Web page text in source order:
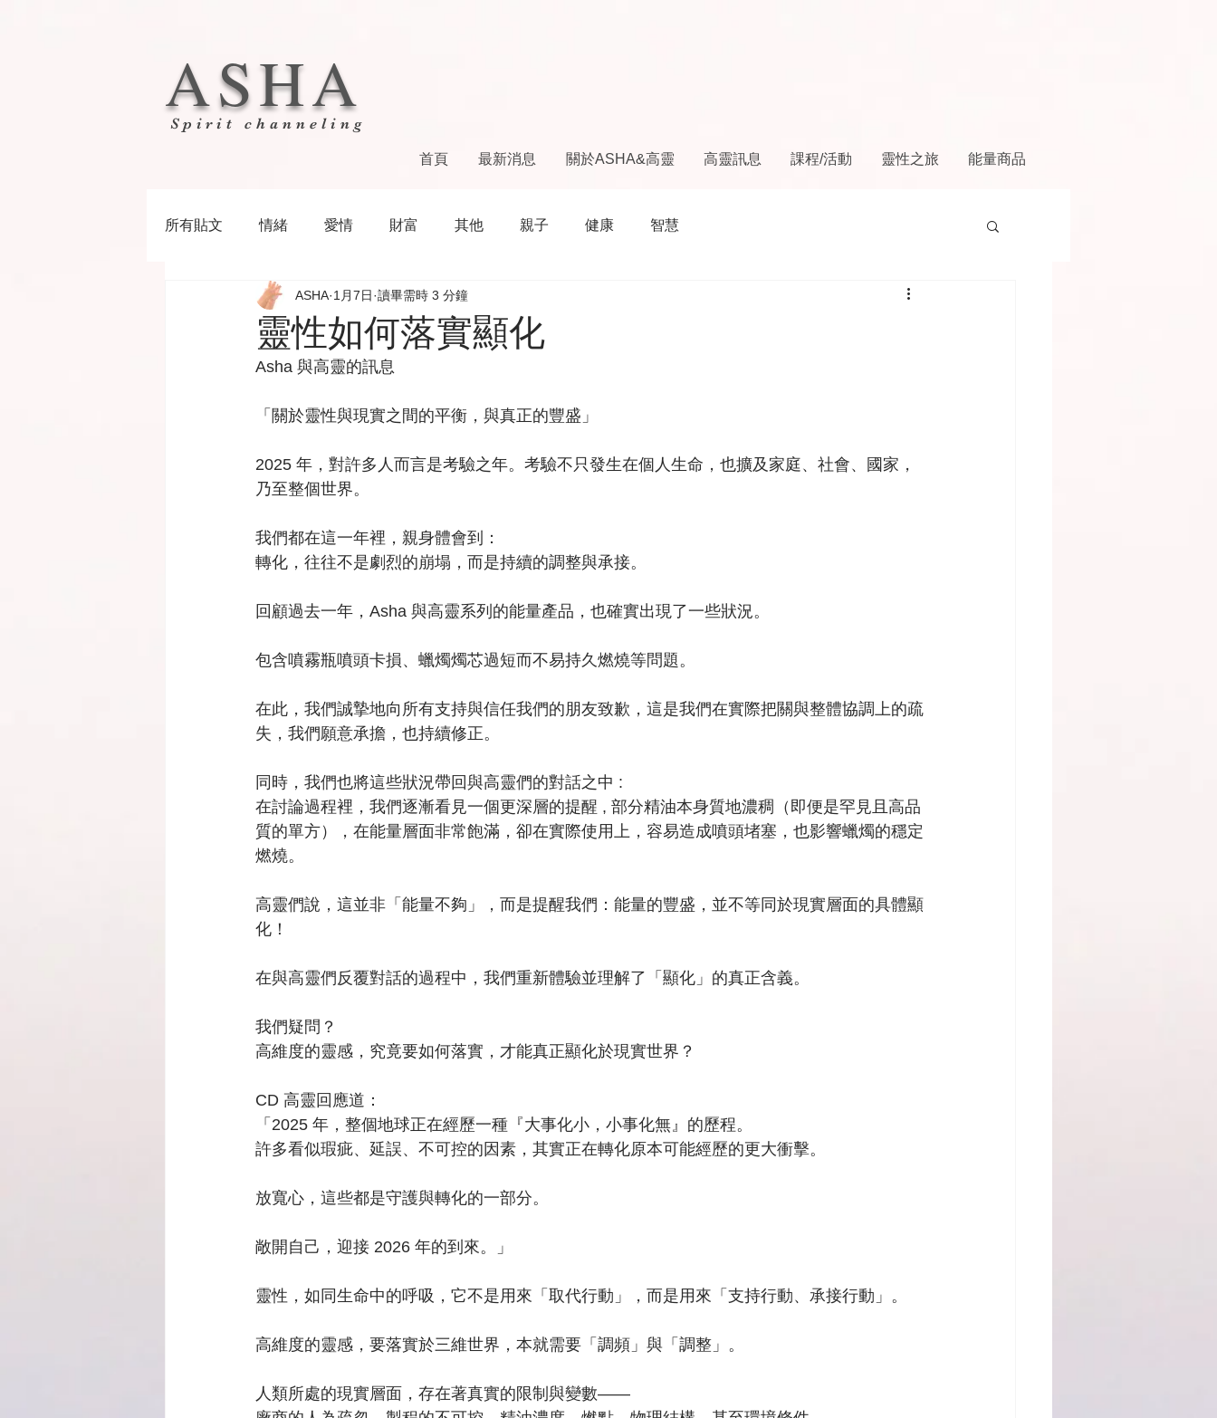
Spirit channeling
ASHA
首頁 最新消息 關於ASHA&高靈 高靈訊息 課程/活動 靈性之旅 能量商品
所有貼文 情緒 愛情 財富 其他 親子 健康 智慧
靈性如何落實顯化
ASHA 1月7日 讀畢需時 3 分鐘
Asha 與高靈的訊息
「關於靈性與現實之間的平衡，與真正的豐盛」
2025 年，對許多人而言是考驗之年。考驗不只發生在個人生命，也擴及家庭、社會、國家，
乃至整個世界。
我們都在這一年裡，親身體會到：
轉化，往往不是劇烈的崩塌，而是持續的調整與承接。
回顧過去一年，Asha 與高靈系列的能量產品，也確實出現了一些狀況。
包含噴霧瓶噴頭卡損、蠟燭燭芯過短而不易持久燃燒等問題。
在此，我們誠摯地向所有支持與信任我們的朋友致歉，這是我們在實際把關與整體協調上的疏
失，我們願意承擔，也持續修正。
同時，我們也將這些狀況帶回與高靈們的對話之中 :
在討論過程裡，我們逐漸看見一個更深層的提醒 , 部分精油本身質地濃稠（即便是罕見且高品
質的單方），在能量層面非常飽滿，卻在實際使用上，容易造成噴頭堵塞，也影響蠟燭的穩定
燃燒。
高靈們說，這並非「能量不夠」，而是提醒我們：能量的豐盛，並不等同於現實層面的具體顯
化！
在與高靈們反覆對話的過程中，我們重新體驗並理解了「顯化」的真正含義。
我們疑問？
高維度的靈感，究竟要如何落實，才能真正顯化於現實世界？
CD 高靈回應道：
「2025 年，整個地球正在經歷一種『大事化小，小事化無』的歷程。
許多看似瑕疵、延誤、不可控的因素，其實正在轉化原本可能經歷的更大衝擊。
放寬心，這些都是守護與轉化的一部分。
敞開自己，迎接 2026 年的到來。」
靈性，如同生命中的呼吸，它不是用來「取代行動」，而是用來「支持行動、承接行動」。
高維度的靈感，要落實於三維世界，本就需要「調頻」與「調整」。
人類所處的現實層面，存在著真實的限制與變數——